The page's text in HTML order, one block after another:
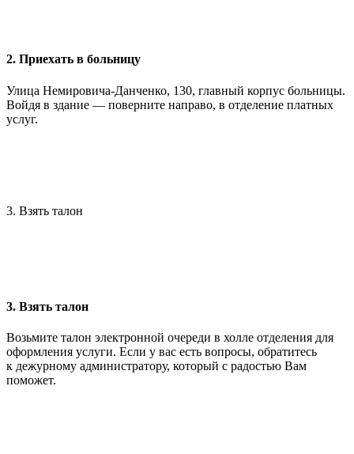
2. Приехать в больницу
Улица Немировича-Данченко, 130, главный корпус больницы.
Войдя в здание — поверните направо, в отделение платных
услуг.
3. Взять талон
3. Взять талон
Возьмите талон электронной очереди в холле отделения для
оформления услуги. Если у вас есть вопросы, обратитесь
к дежурному администратору, который с радостью Вам
поможет.